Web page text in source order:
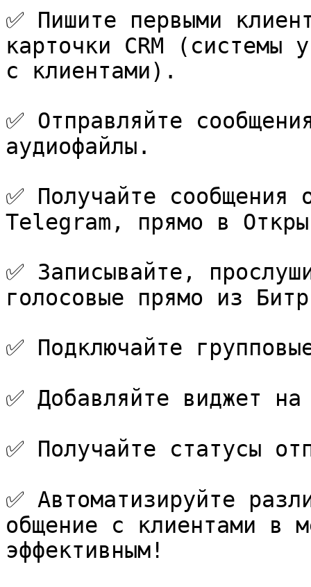
✅ Пишите первыми
карточки CRM (системы
с клиентами).
✅ Отправляйте
аудиофайлы.
✅ Получайте
Telegram, прямо в
✅ Записывайте,
голосовые прямо из
✅ Подключайте
✅ Добавляйте виджет
✅ Получайте статусы
✅ Автоматизируйте
общение с клиентами в
эффективным!